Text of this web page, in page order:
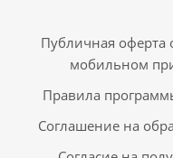
Публичная оферта
мобильном
Правила
Соглашение на